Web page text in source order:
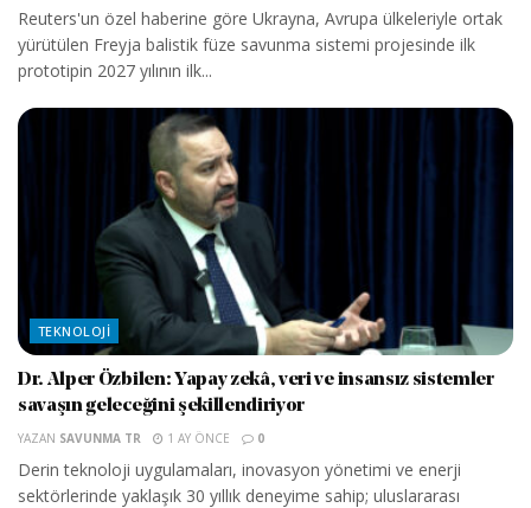
Reuters'un özel haberine göre Ukrayna, Avrupa ülkeleriyle ortak
yürütülen Freyja balistik füze savunma sistemi projesinde ilk
prototipin 2027 yılının ilk...
TEKNOLOJI
Dr. Alper Özbilen: Yapay zekâ, veri ve insansız sistemler
savaşın geleceğini şekillendiriyor
YAZAN SAVUNMA TR 1 AY ÖNCE 0
Derin teknoloji uygulamaları, inovasyon yönetimi ve enerji
sektörlerinde yaklaşık 30 yıllık deneyime sahip; uluslararası